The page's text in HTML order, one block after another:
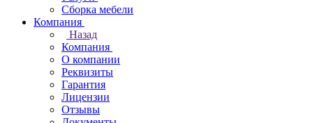
Сборка мебели
Компания
Назад
Компания
О компании
Реквизиты
Гарантия
Лицензии
Отзывы